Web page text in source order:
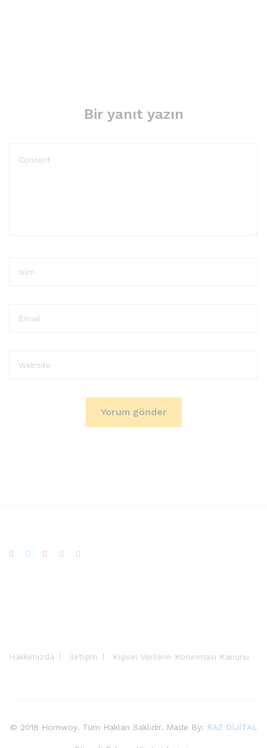
Bir yanıt yazın
Hakkımızda İletişim Kişisel Verilerin Korunması Kanunu
© 2018 Homwoy. Tüm Hakları Saklıdır. Made By: RAZ DİJİTAL